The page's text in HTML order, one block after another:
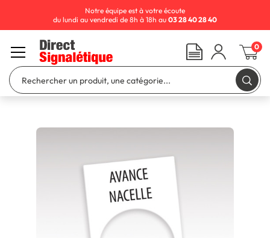
Notre équipe est à votre écoute
du lundi au vendredi de 8h à 18h au 03 28 40 28 40
0